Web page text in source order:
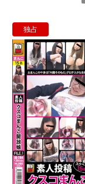
独占